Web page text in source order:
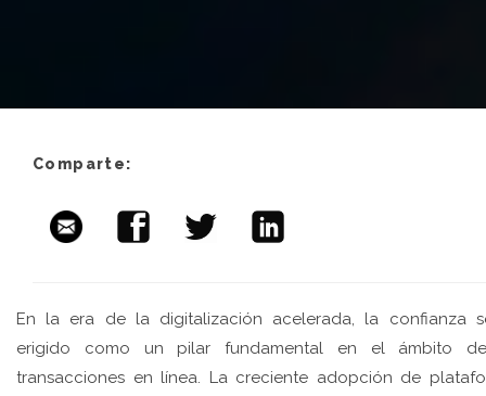
Comparte:
En la era de la digitalización acelerada, la confianza
erigido como un pilar fundamental en el ámbito
transacciones en línea. La creciente adopción de